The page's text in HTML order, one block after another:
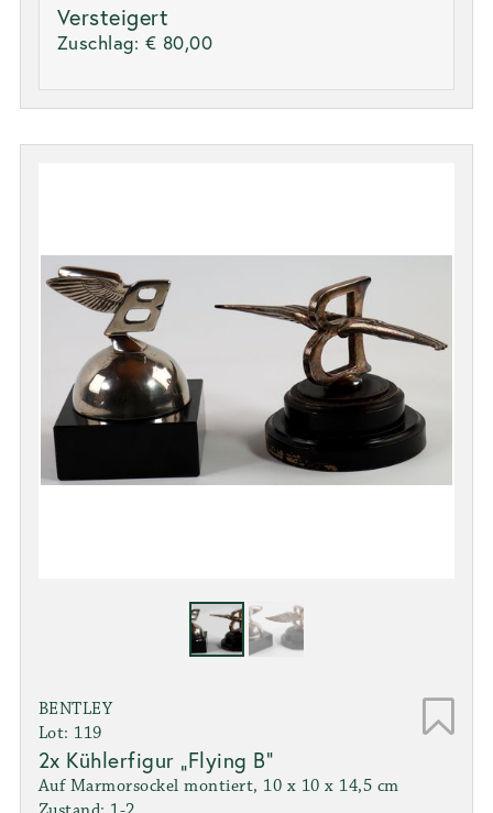
Versteigert
Zuschlag: € 80,00
BENTLEY
Lot: 119
2x Kühlerfigur „Flying B“
Auf Marmorsockel montiert, 10 x 10 x 14,5 cm